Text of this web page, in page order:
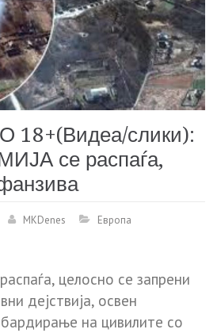
слики):
се распаѓа,
MKDenes Европа
целосно се запрени
дејствија, освен
на цивилите со